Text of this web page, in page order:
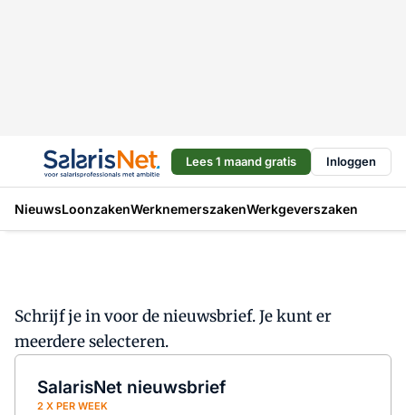
Lees 1 maand gratis Inloggen
NieuwsLoonzakenWerknemerszakenWerkgeverszaken
Schrijf je in voor de nieuwsbrief. Je kunt er
meerdere selecteren.
SalarisNet nieuwsbrief
2 X PER WEEK